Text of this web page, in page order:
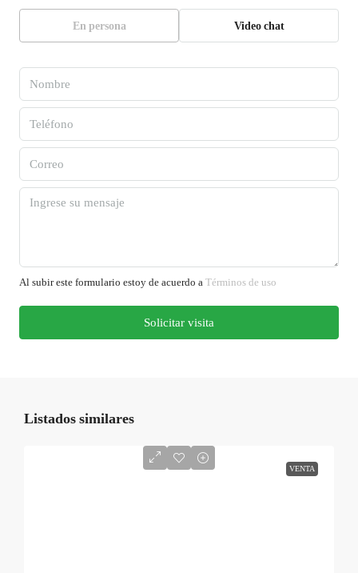
En persona Video chat
Al subir este formulario estoy de acuerdo a Términos de uso
Solicitar visita
Listados similares
VENTA